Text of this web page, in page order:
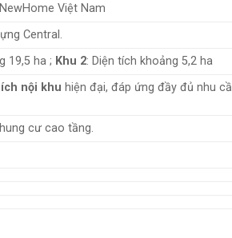
Việt Nam
Central.
19,5 ha ; Khu 2: Diện tích khoảng 5,2 ha
nội khu hiện đại, đáp ứng đầy đủ nhu
cư cao tầng.